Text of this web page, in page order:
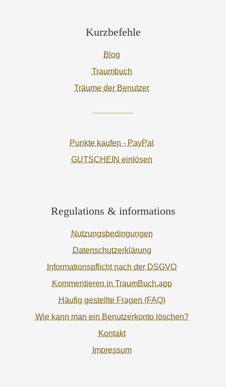
Kurzbefehle
Blog
Traumbuch
Träume der Benutzer
Punkte kaufen - PayPal
GUTSCHEIN einlösen
Regulations & informations
Nutzungsbedingungen
Datenschutzerklärung
Informationspflicht nach der DSGVO
Kommentieren in TraumBuch.app
Häufig gestellte Fragen (FAQ)
Wie kann man ein Benutzerkonto löschen?
Kontakt
Impressum